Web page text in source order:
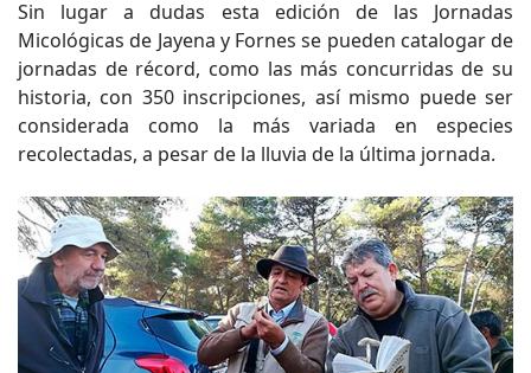
Sin lugar a dudas esta edición de las Jornadas
Micológicas de Jayena y Fornes se pueden catalogar de
jornadas de récord, como las más concurridas de su
historia, con 350 inscripciones, así mismo puede ser
considerada como la más variada en especies
recolectadas, a pesar de la lluvia de la última jornada.